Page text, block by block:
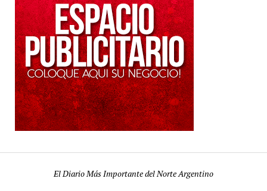
El Diario Más Importante del Norte Argentino